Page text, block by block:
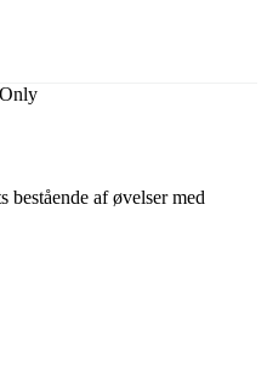
af øvelser med